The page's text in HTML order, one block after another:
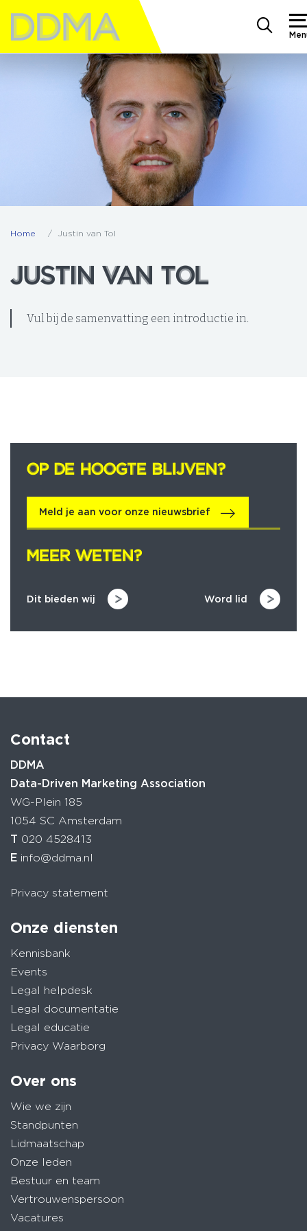
Home Justin van Tol
JUSTIN VAN TOL
JUSTIN VAN TOL
Vul bij de samenvatting een introductie in.
OP DE HOOGTE BLIJVEN?
OP DE HOOGTE BLIJVEN?
Meld je aan voor onze nieuwsbrief
MEER WETEN?
MEER WETEN?
Dit bieden wij Word lid
Contact
DDMA
Data-Driven Marketing Association
WG-Plein 185
1054 SC Amsterdam
T 020 4528413
E info@ddma.nl
Privacy statement
Onze diensten
Kennisbank
Events
Legal helpdesk
Legal documentatie
Legal educatie
Privacy Waarborg
Over ons
Wie we zijn
Standpunten
Lidmaatschap
Onze leden
Bestuur en team
Vertrouwenspersoon
Vacatures